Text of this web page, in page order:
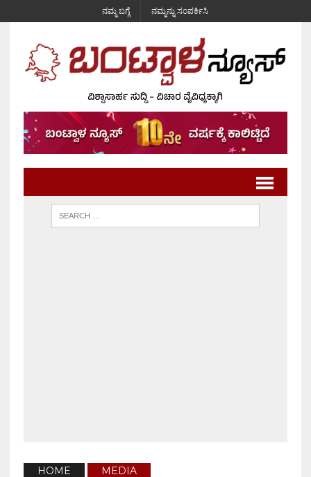
ನಮ್ಮ ಬಗ್ಗೆ ನಮ್ಮನ್ನು ಸಂಪರ್ಕಿಸಿ
HOME MEDIA